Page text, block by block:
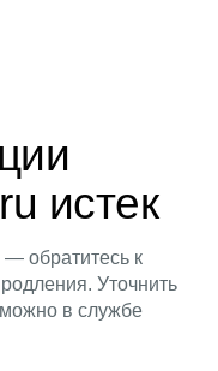
истек
— обратитесь к
Уточнить
в службе